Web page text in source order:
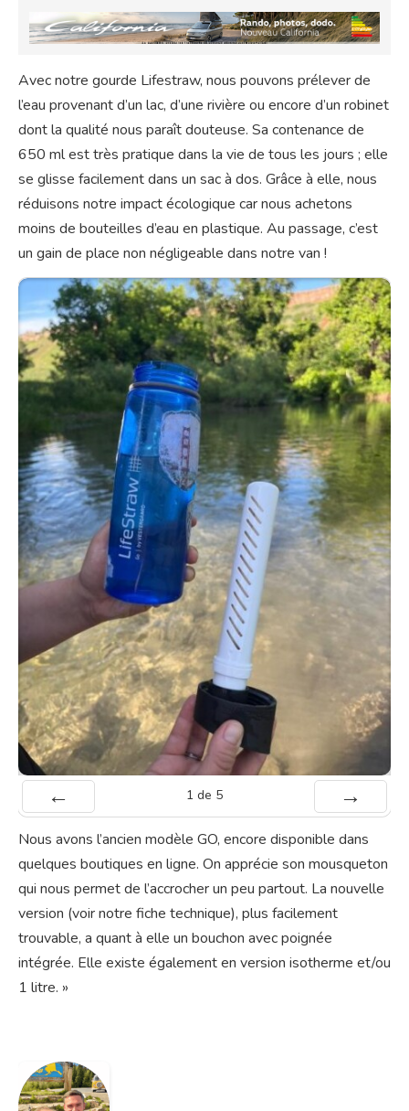
Avec notre gourde Lifestraw, nous pouvons prélever de
l’eau provenant d’un lac, d’une rivière ou encore d’un robinet
dont la qualité nous paraît douteuse. Sa contenance de
650 ml est très pratique dans la vie de tous les jours ; elle
se glisse facilement dans un sac à dos. Grâce à elle, nous
réduisons notre impact écologique car nous achetons
moins de bouteilles d’eau en plastique. Au passage, c’est
un gain de place non négligeable dans notre van !
1 de 5
Nous avons l’ancien modèle GO, encore disponible dans
quelques boutiques en ligne. On apprécie son mousqueton
qui nous permet de l’accrocher un peu partout. La nouvelle
version (voir notre fiche technique), plus facilement
trouvable, a quant à elle un bouchon avec poignée
intégrée. Elle existe également en version isotherme et/ou
1 litre. »